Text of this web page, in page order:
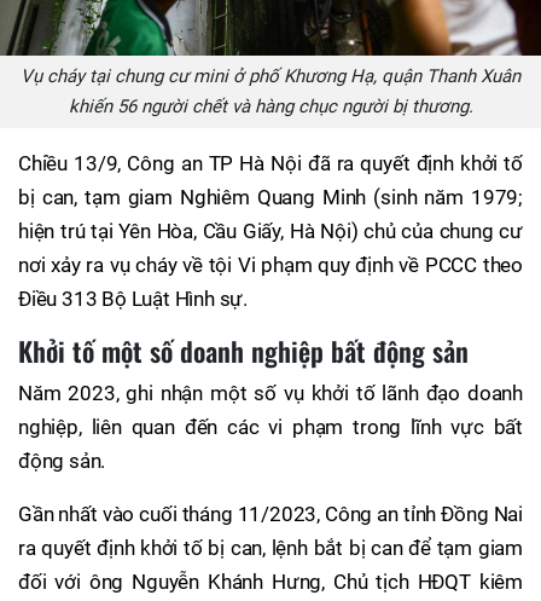
Vụ cháy tại chung cư mini ở phố Khương Hạ, quận Thanh Xuân
khiến 56 người chết và hàng chục người bị thương.
Chiều 13/9, Công an TP Hà Nội đã ra quyết định khởi tố
bị can, tạm giam Nghiêm Quang Minh (sinh năm 1979;
hiện trú tại Yên Hòa, Cầu Giấy, Hà Nội) chủ của chung cư
nơi xảy ra vụ cháy về tội Vi phạm quy định về PCCC theo
Điều 313 Bộ Luật Hình sự.
Khởi tố một số doanh nghiệp bất động sản
Năm 2023, ghi nhận một số vụ khởi tố lãnh đạo doanh
nghiệp, liên quan đến các vi phạm trong lĩnh vực bất
động sản.
Gần nhất vào cuối tháng 11/2023, Công an tỉnh Đồng Nai
ra quyết định khởi tố bị can, lệnh bắt bị can để tạm giam
đối với ông Nguyễn Khánh Hưng, Chủ tịch HĐQT kiêm